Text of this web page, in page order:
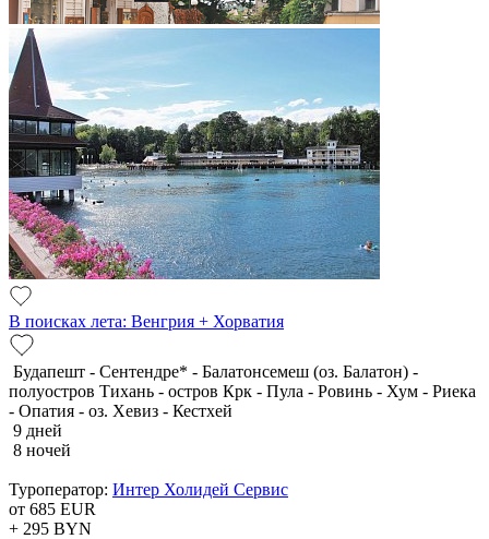
В поисках лета: Венгрия + Хорватия
Будапешт - Сентендре* - Балатонсемеш (оз. Балатон) -
полуостров Тихань - остров Крк - Пула - Ровинь - Хум - Риека
- Опатия - оз. Хевиз - Кестхей
9 дней
8 ночей
Туроператор: Интер Холидей Сервис
от 685 EUR
+ 295 BYN